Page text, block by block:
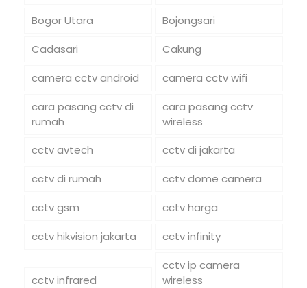
Bogor Utara
Bojongsari
Cadasari
Cakung
camera cctv android
camera cctv wifi
cara pasang cctv di
rumah
cara pasang cctv
wireless
cctv avtech
cctv di jakarta
cctv di rumah
cctv dome camera
cctv gsm
cctv harga
cctv hikvision jakarta
cctv infinity
cctv infrared
cctv ip camera
wireless